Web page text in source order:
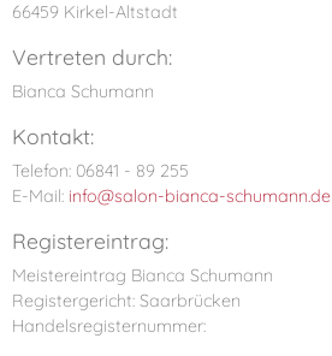
66459 Kirkel-Altstadt
Vertreten durch:
Bianca Schumann
Kontakt:
Telefon: 06841 - 89 255
E-Mail: info@salon-bianca-schumann.de
Registereintrag:
Meistereintrag Bianca Schumann
Registergericht: Saarbrücken
Handelsregisternummer: